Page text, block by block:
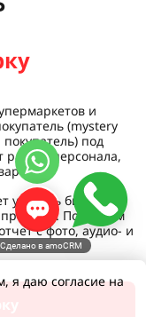
и
(mystery
под
работу персонала,
увидеть бизнес
По итогам
с фото, аудио- и
я даю согласие на
Сделано в amoCRM